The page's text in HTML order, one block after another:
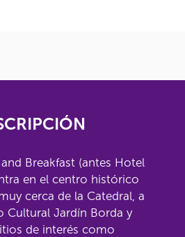
Breakfast (antes Hotel
en el centro histórico
cerca de la Catedral, a
Cultural Jardín Borda y
de interés como